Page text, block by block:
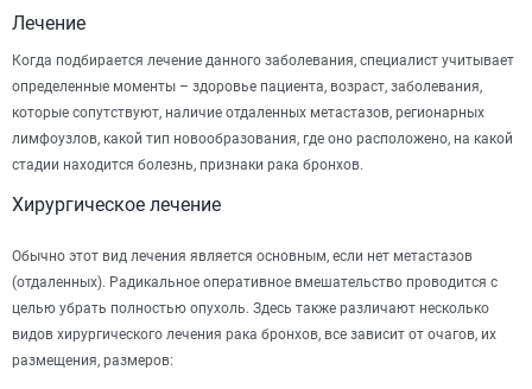
Лечение
Когда подбирается лечение данного заболевания, специалист учитывает
определенные моменты – здоровье пациента, возраст, заболевания,
которые сопутствуют, наличие отдаленных метастазов, регионарных
лимфоузлов, какой тип новообразования, где оно расположено, на какой
стадии находится болезнь, признаки рака бронхов.
Хирургическое лечение
Обычно этот вид лечения является основным, если нет метастазов
(отдаленных). Радикальное оперативное вмешательство проводится с
целью убрать полностью опухоль. Здесь также различают несколько
видов хирургического лечения рака бронхов, все зависит от очагов, их
размещения, размеров: